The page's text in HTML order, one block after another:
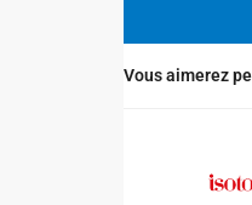
Vous aimerez